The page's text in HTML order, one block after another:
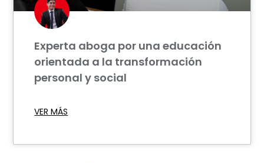
Experta aboga por una educación
orientada a la transformación
personal y social
VER MÁS